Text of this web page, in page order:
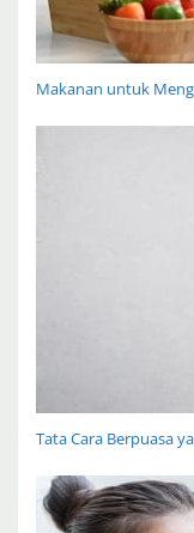
Makanan untuk
Tata Cara Berpuasa